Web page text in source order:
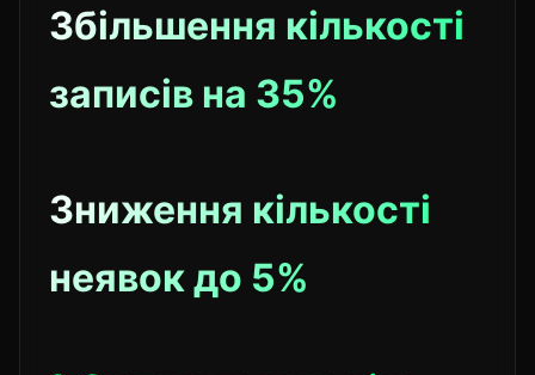
Збільшення кількості
записів на 35%
Зниження кількості
неявок до 5%